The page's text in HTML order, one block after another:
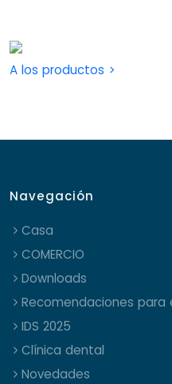
A los productos >
Navegación
Casa
COMERCIO
Downloads
Recomendaciones
IDS 2025
Clínica dental
Novedades